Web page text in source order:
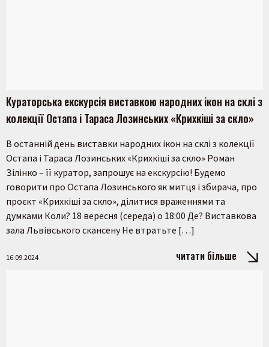
Кураторська екскурсія виставкою народних ікон на склі з
колекції Остапа і Тараса Лозинських «Крихкіші за скло»
В останній день виставки народних ікон на склі з колекції
Остапа і Тараса Лозинських «Крихкіші за скло» Роман
Зілінко – її куратор, запрошує на екскурсію! Будемо
говорити про Остапа Лозинського як митця і збирача, про
проєкт «Крихкіші за скло», ділитися враженнями та
думками Коли? 18 вересня (середа) о 18:00 Де? Виставкова
зала Львівського скансену Не втратьте […]
16.09.2024 читати більше